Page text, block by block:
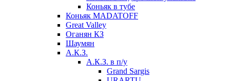
Коньяк в тубе
Коньяк MADATOFF
Great Valley
Оганян КЗ
Шаумян
А.К.З.
А.К.З. в п/у
Grand Sargis